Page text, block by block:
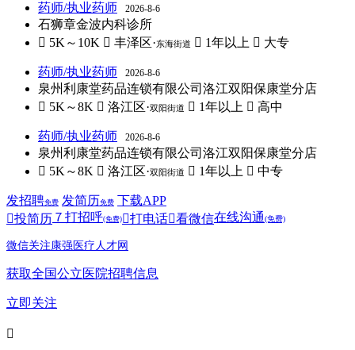
药师/执业药师 2026-8-6
石狮章金波内科诊所
 5K～10K  丰泽区·东海街道  1年以上  大专
药师/执业药师 2026-8-6
泉州利康堂药品连锁有限公司洛江双阳保康堂分店
 5K～8K  洛江区·双阳街道  1年以上  高中
药师/执业药师 2026-8-6
泉州利康堂药品连锁有限公司洛江双阳保康堂分店
 5K～8K  洛江区·双阳街道  1年以上  中专
发招聘免费 发简历免费 下载APP
投简历 ７ 打招呼(免费) 打电话看微信在线沟通(免费)
微信关注康强医疗人才网
获取全国公立医院招聘信息
立即关注
